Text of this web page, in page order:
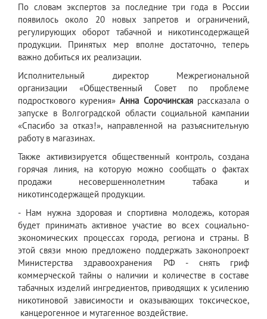
По словам экспертов за последние три года в России
появилось около 20 новых запретов и ограничений,
регулирующих оборот табачной и никотинсодержащей
продукции. Принятых мер вполне достаточно, теперь
важно добиться их реализации.
Исполнительный директор Межрегиональной
организации «Общественный Совет по проблеме
подросткового курения»Анна Сорочинскаярассказала о
запуске в Волгоградской области социальной кампании
«Спасибо за отказ!», направленной на разъяснительную
работу в магазинах.
Также активизируется общественный контроль, создана
горячая линия, на которую можно сообщать о фактах
продажи несовершеннолетним табака и
никотинсодержащей продукции.
- Нам нужна здоровая и спортивна молодежь, которая
будет принимать активное участие во всех социально-
экономических процессах города, региона и страны. В
этой связи мною предложено поддержать законопроект
Министерства здравоохранения РФ - снять гриф
коммерческой тайны о наличии и количестве в составе
табачных изделий ингредиентов, приводящих к усилению
никотиновой зависимости и оказывающих токсическое,
канцерогенное и мутагенное воздействие.